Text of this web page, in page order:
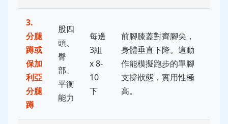
3.
分腿
蹲或
保加
利亞
分腿
蹲
股四
頭、
臀
部、
平衡
能力
每邊
3組
x 8-
10
下
前腳膝蓋對齊腳尖，
身體垂直下降。這動
作能模擬跑步的單腳
支撐狀態，實用性極
高。